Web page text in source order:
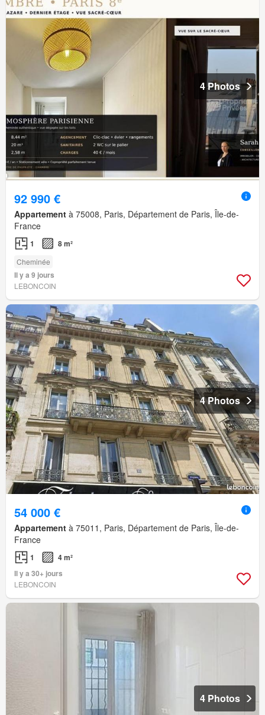
4 Photos
92 990 €
Appartement à 75008, Paris, Département de Paris, Île-de-
France
1 8 m²
Cheminée
Il y a 9 jours
LEBONCOIN
4 Photos
54 000 €
Appartement à 75011, Paris, Département de Paris, Île-de-
France
1
4 m²
Il y a 30+ jours
LEBONCOIN
4 Photos